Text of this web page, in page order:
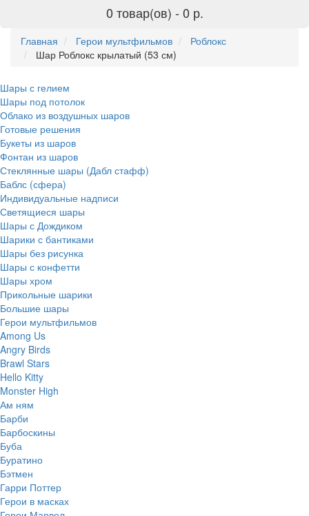
0 товар(ов) - 0 р.
Главная Герои мультфильмов
Роблокс
Шар Роблокс крылатый (53 см)
Шары с гелием
Шары под потолок
Облако из воздушных шаров
Готовые решения
Букеты из шаров
Фонтан из шаров
Стеклянные шары (Дабл стафф)
Баблс (сфера)
Индивидуальные надписи
Светящиеся шары
Шары с Дождиком
Шарики с бантиками
Шары без рисунка
Шары с конфетти
Шары хром
Прикольные шарики
Большие шары
Герои мультфильмов
Among Us
Angry Birds
Brawl Stars
Hello Kitty
Monster High
Ам ням
Барби
Барбоскины
Буба
Буратино
Бэтмен
Гарри Поттер
Герои в масках